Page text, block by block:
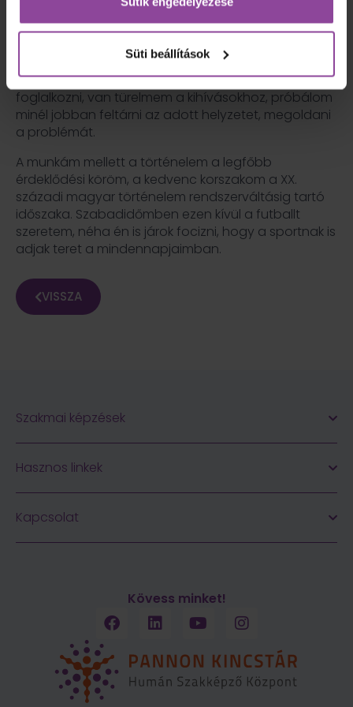
Süti beállítások
Jó megélni, ha a hozzám forduló tanulók sikeresen
elvégzik a képzést, minél gördülékenyebb
ügyintézéssel. Ebben pedig leginkább arra tudok
támaszkodni, hogy tényleg szeretek az emberekkel
foglalkozni, van türelmem a kihívásokhoz, próbálom
minél jobban feltárni az adott helyzetet, megoldani
a problémát.
A munkám mellett a történelem a legfőbb
érdeklődési köröm, a kedvenc korszakom a XX.
századi magyar történelem rendszerváltásig tartó
időszaka. Szabadidőmben ezen kívül a futballt
szeretem, néha én is járok focizni, hogy a sportnak is
adjak teret a mindennapjaimban.
VISSZA
Szakmai képzések
Hasznos linkek
Kapcsolat
Kövess minket!